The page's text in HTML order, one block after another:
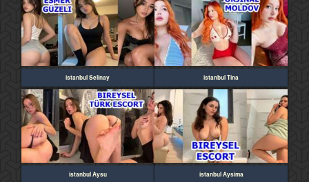
istanbul Selinay istanbul Tina
istanbul Aysu istanbul Aysima